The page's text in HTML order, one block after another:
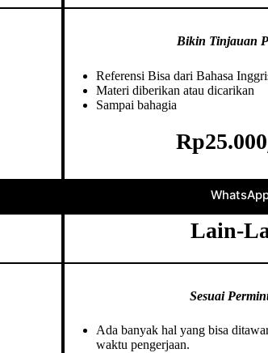
Bikin Tinjauan
Referensi Bisa dari Bahasa
Materi diberikan atau dicarikan
Sampai bahagia
Rp25.000
Lain-
Sesuai
Ada banyak hal yang bisa
waktu pengerjaan.